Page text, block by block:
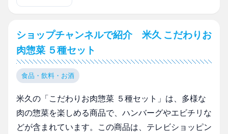
ショップチャンネルで紹介 米久 こだわりお
肉惣菜 ５種セット
食品・飲料・お酒
米久の「こだわりお肉惣菜 ５種セット」は、多様な
肉の惣菜を楽しめる商品で、ハンバーグやエビチリな
どが含まれています。この商品は、テレビショッピン